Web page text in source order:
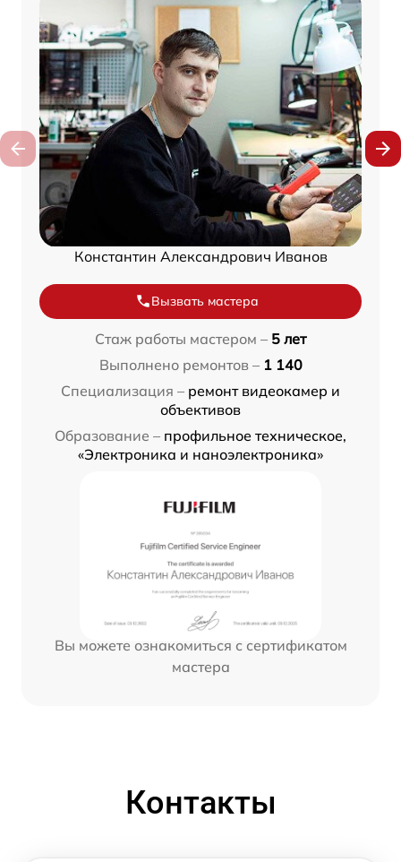
Константин Александрович Иванов
Вызвать мастера
Стаж работы мастером – 5 лет
Выполнено ремонтов – 1 140
Специализация – ремонт видеокамер и
объективов
Образование – профильное техническое,
«Электроника и наноэлектроника»
Вы можете ознакомиться с сертификатом
мастера
Контакты